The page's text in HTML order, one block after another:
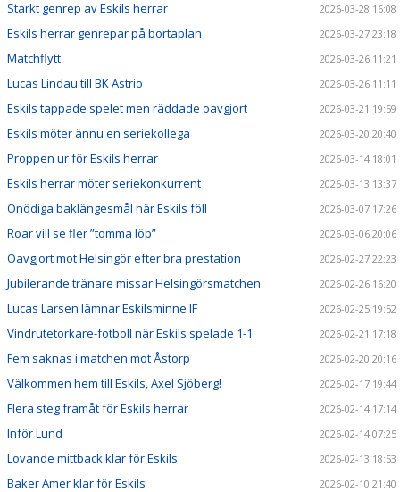
Starkt genrep av Eskils herrar 2026-03-28 16:08
Eskils herrar genrepar på bortaplan 2026-03-27 23:18
Matchflytt 2026-03-26 11:21
Lucas Lindau till BK Astrio 2026-03-26 11:11
Eskils tappade spelet men räddade oavgjort 2026-03-21 19:59
Eskils möter ännu en seriekollega 2026-03-20 20:40
Proppen ur för Eskils herrar 2026-03-14 18:01
Eskils herrar möter seriekonkurrent 2026-03-13 13:37
Onödiga baklängesmål när Eskils föll 2026-03-07 17:26
Roar vill se fler ”tomma löp” 2026-03-06 20:06
Oavgjort mot Helsingör efter bra prestation 2026-02-27 22:23
Jubilerande tränare missar Helsingörsmatchen 2026-02-26 16:20
Lucas Larsen lämnar Eskilsminne IF 2026-02-25 19:52
Vindrutetorkare-fotboll när Eskils spelade 1-1 2026-02-21 17:18
Fem saknas i matchen mot Åstorp 2026-02-20 20:16
Välkommen hem till Eskils, Axel Sjöberg! 2026-02-17 19:44
Flera steg framåt för Eskils herrar 2026-02-14 17:14
Inför Lund 2026-02-14 07:25
Lovande mittback klar för Eskils 2026-02-13 18:53
Baker Amer klar för Eskils 2026-02-10 21:40